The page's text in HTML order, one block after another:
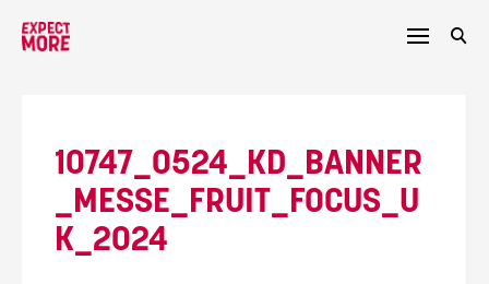
10747_0524_KD_BANNER
_MESSE_FRUIT_FOCUS_U
K_2024